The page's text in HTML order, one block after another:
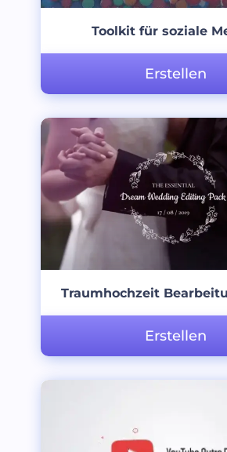
Toolkit für soziale
Erstellen
Traumhochzeit
Erstellen